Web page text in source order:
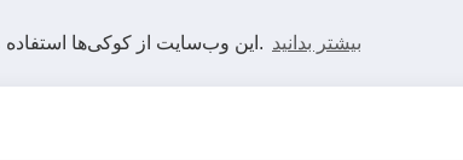
این وب‌سایت از کوکی‌ها استفاده می‌کند تا بهترین تجربه را در وب‌سایت ما داشته باشید. بیشتر بدانید